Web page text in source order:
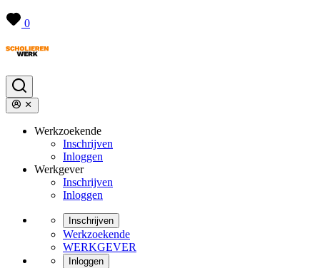
0
Werkzoekende
Inschrijven
Inloggen
Werkgever
Inschrijven
Inloggen
Inschrijven
Werkzoekende
WERKGEVER
Inloggen